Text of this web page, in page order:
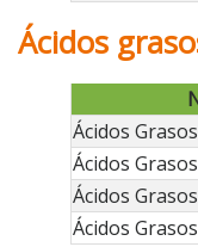
Ácidos
Ácidos
Ácidos
Ácidos
Ácidos